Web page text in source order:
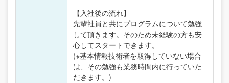
【入社後の流れ】
先輩社員と共にプログラムについて勉強
して頂きます。そのため未経験の方も安
心してスタートできます。
(※基本情報技術者を取得していない場合
は、その勉強も業務時間内に行っていた
だきます。)